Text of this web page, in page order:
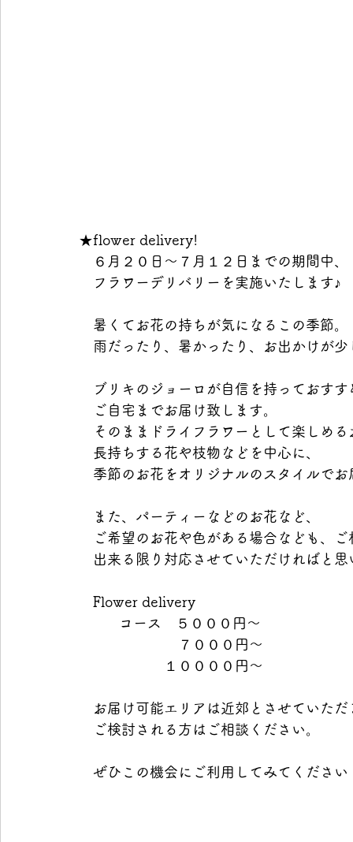
★flower delivery!
６月２０日～７月１２日までの期間中、
フラワーデリバリーを実施いたします♪
暑くてお花の持ちが気になるこの季節。
雨だったり、暑かったり、お出かけが
ブリキのジョーロが自信を持っておす
ご自宅までお届け致します。
そのままドライフラワーとして楽しめ
長持ちする花や枝物などを中心に、
季節のお花をオリジナルのスタイルで
また、パーティーなどのお花など、
ご希望のお花や色がある場合なども、
出来る限り対応させていただければと
Flower delivery
   　　コース　５０００円～
７０００円～
１００００円～
お届け可能エリアは近郊とさせていた
ご検討される方はご相談ください。
ぜひこの機会にご利用してみてくださ